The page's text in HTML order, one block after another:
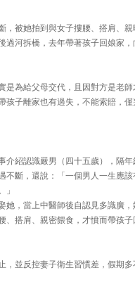
被她拍到與女子摟腰、搭肩、
河拆橋，去年帶著孩子回娘家
為給父母交代，且因對方是老
子離家也有過失，不能索賠，
紹認識嚴男（四十五歲），隔
斷，還說：「一個男人一生應該
」
，當上中醫師後自認見多識廣
搭肩、親密餵食，才憤而帶孩子
並反控妻子衛生習慣差，假期